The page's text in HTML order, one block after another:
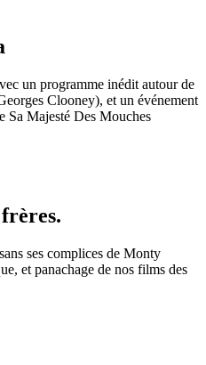
un programme inédit autour de
Clooney), et un événement
Sa Majesté Des Mouches
ses complices de Monty
et panachage de nos films des